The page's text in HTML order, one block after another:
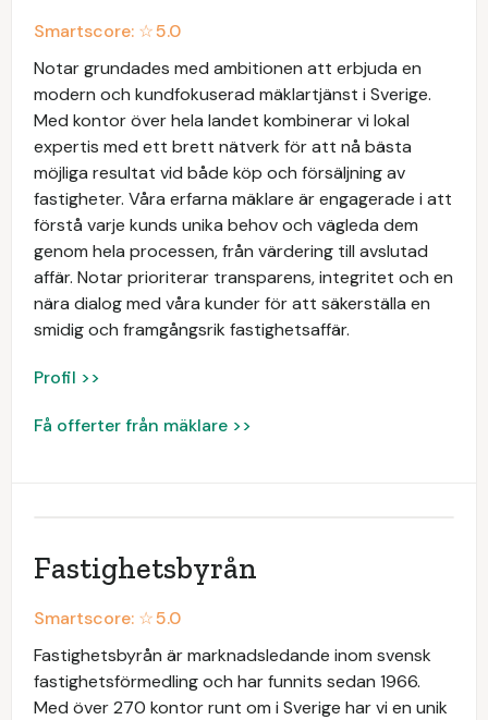
Smartscore: ☆5.0
Notar grundades med ambitionen att erbjuda en
modern och kundfokuserad mäklartjänst i Sverige.
Med kontor över hela landet kombinerar vi lokal
expertis med ett brett nätverk för att nå bästa
möjliga resultat vid både köp och försäljning av
fastigheter. Våra erfarna mäklare är engagerade i att
förstå varje kunds unika behov och vägleda dem
genom hela processen, från värdering till avslutad
affär. Notar prioriterar transparens, integritet och en
nära dialog med våra kunder för att säkerställa en
smidig och framgångsrik fastighetsaffär.
Profil >>
Få offerter från mäklare >>
Fastighetsbyrån
Smartscore: ☆5.0
Fastighetsbyrån är marknadsledande inom svensk
fastighetsförmedling och har funnits sedan 1966.
Med över 270 kontor runt om i Sverige har vi en unik